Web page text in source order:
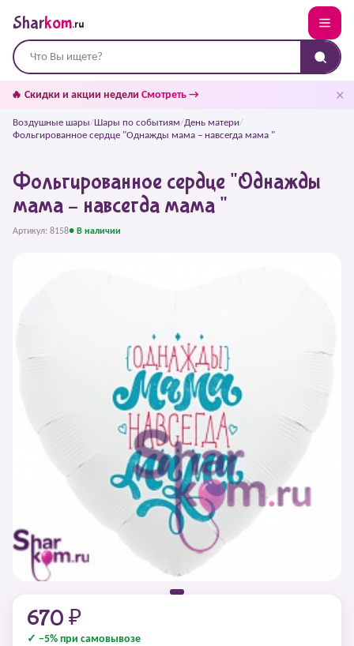
Sharkom.ru
🔥 Скидки и акции недели Смотреть → ✕
Воздушные шары/Шары по событиям/День матери/
Фольгированное сердце "Однажды мама – навсегда мама "
Фольгированное сердце "Однажды
мама – навсегда мама "
Артикул: 8158● В наличии
670 ₽
✓ −5% при самовывозе